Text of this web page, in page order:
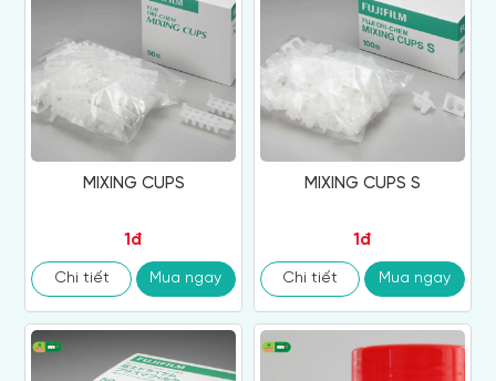
MIXING CUPS
1đ
Chi tiết Mua ngay
MIXING CUPS S
1đ
Chi tiết Mua ngay